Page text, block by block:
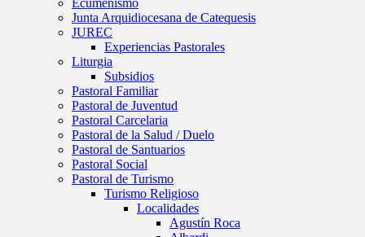
Ecumenismo
Junta Arquidiocesana de Catequesis
JUREC
Experiencias Pastorales
Liturgia
Subsidios
Pastoral Familiar
Pastoral de Juventud
Pastoral Carcelaria
Pastoral de la Salud / Duelo
Pastoral de Santuarios
Pastoral Social
Pastoral de Turismo
Turismo Religioso
Localidades
Agustín Roca